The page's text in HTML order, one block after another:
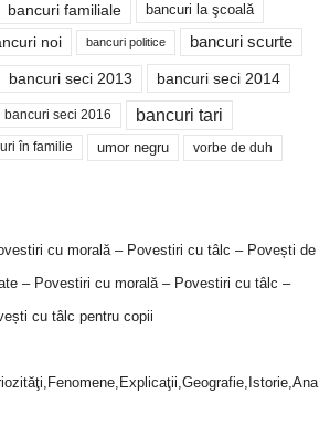
bancuri familiale bancuri la şcoală
noi bancuri politice bancuri scurte
bancuri seci 2013 bancuri seci 2014
bancuri seci 2016 bancuri tari
în familie umor negru vorbe de duh
cu morală – Povestiri cu tâlc – Povești de
– Povestiri cu morală – Povestiri cu tâlc –
cu tâlc pentru copii